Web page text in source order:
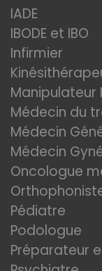
IADE
IBODE et IBO
Infirmier
Manipulateur
Médecin du
Médecin
Médecin
Oncologue
Pédiatre
Podologue
Préparateur